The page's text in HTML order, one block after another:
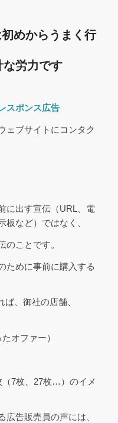
めからうまく行
労力です
スポンス広告
ェブサイトにコンタク
に出す宣伝（URL、電
など）ではなく、
のことです。
ために事前に購入する
ば、御社の店舗、
オファー）
（7枚、27枚…）のイメ
広告販売員の声には、